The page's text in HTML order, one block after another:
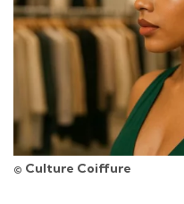
© Culture Coiffure